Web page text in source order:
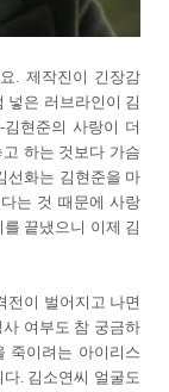
. 제작진이 긴장감
넣은 러브라인이 김
현준의 사랑이 더
하는 것보다 가슴
선화는 김현준을 마
는 것 때문에 사랑
끝냈으니 이제 김
전이 벌어지고 나면
여부도 참 궁금하
죽이려는 아이리스
. 김소연씨 얼굴도